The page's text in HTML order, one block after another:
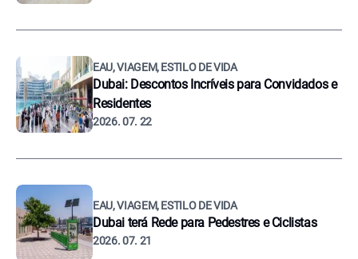
EAU, VIAGEM, ESTILO DE VIDA
Dubai: Descontos Incríveis para Convidados e
Residentes
2026. 07. 22
EAU, VIAGEM, ESTILO DE VIDA
Dubai terá Rede para Pedestres e Ciclistas
2026. 07. 21